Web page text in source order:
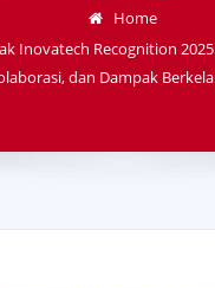
Home
Inovatech Recognition
dan Dampak